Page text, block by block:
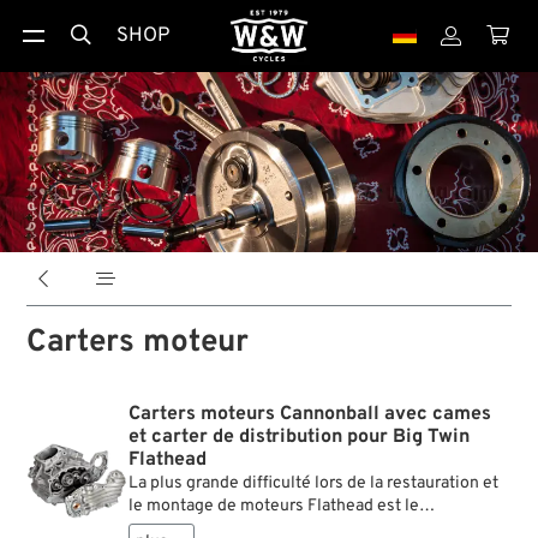
 SHOP  
 
Carters moteur
Carters moteurs Cannonball avec cames
et carter de distribution pour Big Twin
Flathead
La plus grande difficulté lors de la restauration et
le montage de moteurs Flathead est le
changement et la finition des bagues en bronze du